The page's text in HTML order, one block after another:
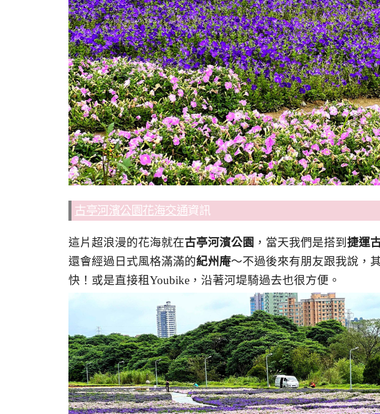
古亭河濱公園花海交通資訊
這片超浪漫的花海就在古亭河濱公園 ，當天我們是搭到 捷運
還會經過日式風格滿滿的紀州庵～不過後來有朋友跟我說，
快！或是直接租Youbike，沿著河堤騎過去也很方便。